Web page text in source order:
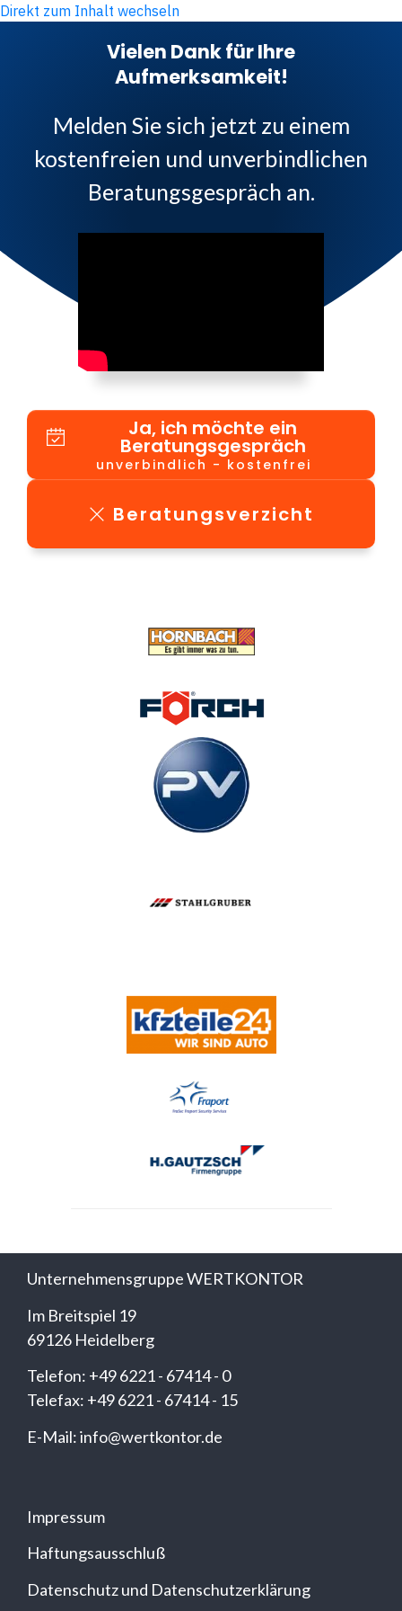
Direkt zum Inhalt wechseln
Vielen Dank für Ihre
Aufmerksamkeit!
Melden Sie sich jetzt zu einem
kostenfreien und unverbindlichen
Beratungsgespräch an.
Ja, ich möchte ein
Beratungsgespräch
unverbindlich - kostenfrei
Beratungsverzicht
Unternehmensgruppe WERTKONTOR
Im Breitspiel 19
69126 Heidelberg
Telefon: +49 6221 - 67414 - 0
Telefax: +49 6221 - 67414 - 15
E-Mail: info@wertkontor.de
Impressum
Haftungsausschluß
Datenschutz und Datenschutzerklärung